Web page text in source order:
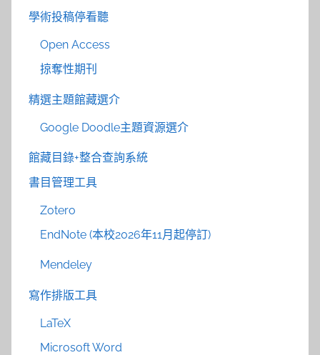
學術投稿停看聽
Open Access
掠奪性期刊
精選主題館藏選介
Google Doodle主題資源選介
館藏目錄+整合查詢系統
書目管理工具
Zotero
EndNote (本校2026年11月起停訂)
Mendeley
寫作排版工具
LaTeX
Microsoft Word